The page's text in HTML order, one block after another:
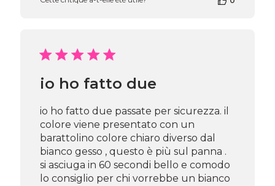
Beauty
du
Fri
Jul
19
2024
io ho fatto due
io ho fatto due passate per sicurezza. il
colore viene presentato con un
barattolino colore chiaro diverso dal
bianco gesso , questo è più sul panna .
si asciuga in 60 secondi bello e comodo
lo consiglio per chi vorrebbe un bianco